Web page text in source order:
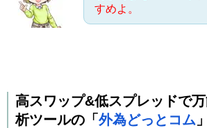
すめよ。
高スワップ&低スプレッドで
析ツールの「 外為どっとコム 」